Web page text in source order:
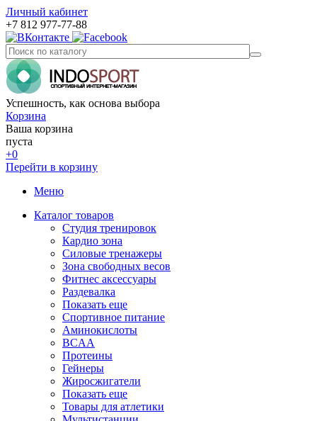
Личный кабинет
+7 812 977-77-88
Успешность, как основа выбора
Корзина
Ваша корзина
пуста
+0
Перейти в корзину
Меню
Каталог товаров
Студия тренировок
Кардио зона
Силовые тренажеры
Зона свободных весов
Фитнес аксессуары
Раздевалка
Показать еще
Спортивное питание
Аминокислоты
BCAA
Протеины
Гейнеры
Жиросжигатели
Показать еще
Товары для атлетики